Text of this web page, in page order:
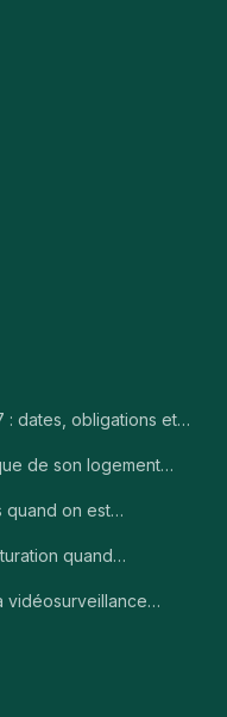
: dates, obligations et…
de son logement…
quand on est…
quand…
vidéosurveillance…